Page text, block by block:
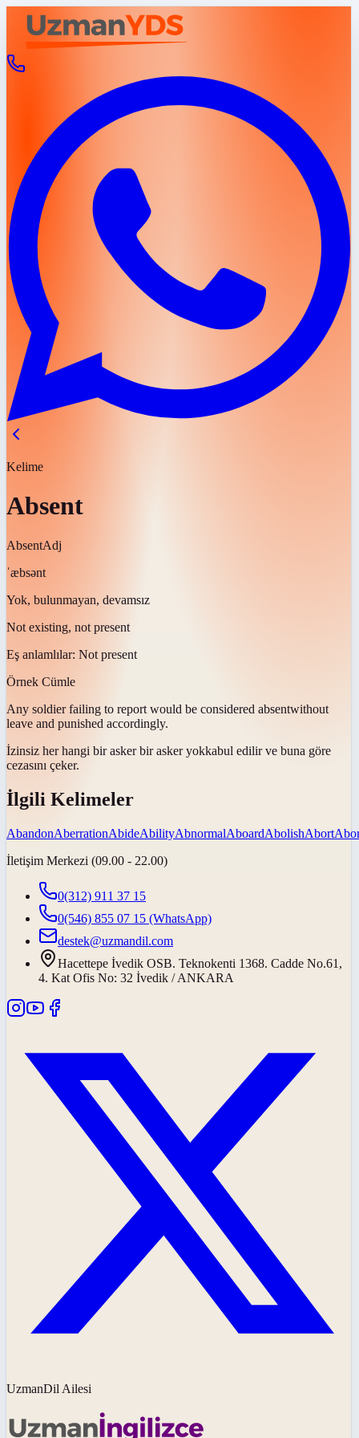
Kelime
Absent
AbsentAdj
ˈæbsənt
Yok, bulunmayan, devamsız
Not existing, not present
Eş anlamlılar: Not present
Örnek Cümle
Any soldier failing to report would be considered absentwithout
leave and punished accordingly.
İzinsiz her hangi bir asker bir asker yokkabul edilir ve buna göre
cezasını çeker.
İlgili Kelimeler
AbandonAberrationAbideAbilityAbnormalAboardAbolishAbort
İletişim Merkezi (09.00 - 22.00)
0(312) 911 37 15
0(546) 855 07 15 (WhatsApp)
destek@uzmandil.com
Hacettepe İvedik OSB. Teknokenti 1368. Cadde No.61,
4. Kat Ofis No: 32 İvedik / ANKARA
UzmanDil Ailesi